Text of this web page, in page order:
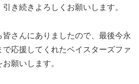
き続きよろしくお願いします。
さんにありましたので、最後今永
応援してくれたベイスターズファ
願いします。